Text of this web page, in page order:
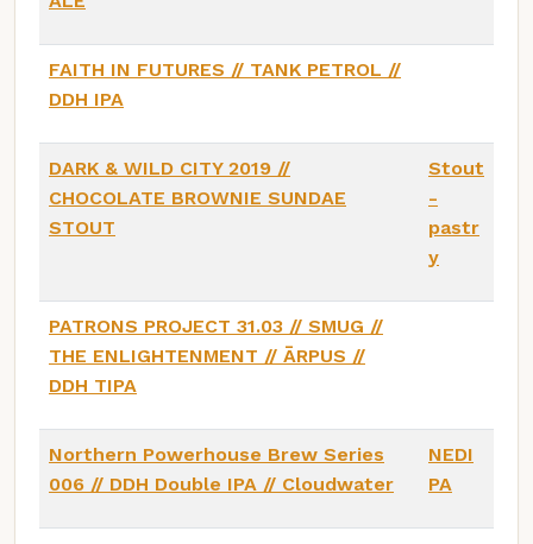
FAITH IN FUTURES // TANK PETROL //
DDH IPA
DARK & WILD CITY 2019 //
CHOCOLATE BROWNIE SUNDAE
STOUT
Stout
-
pastr
y
PATRONS PROJECT 31.03 // SMUG //
THE ENLIGHTENMENT // ĀRPUS //
DDH TIPA
Northern Powerhouse Brew Series
006 // DDH Double IPA // Cloudwater
NEDI
PA